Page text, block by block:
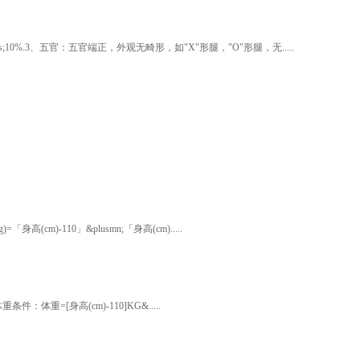
、五官：五官端正，外观无畸形，如"X"形腿，"O"形腿，无.....
「身高(cm)-110」&plusmn;「身高(cm).....
条件：体重=[身高(cm)-110]KG&.....